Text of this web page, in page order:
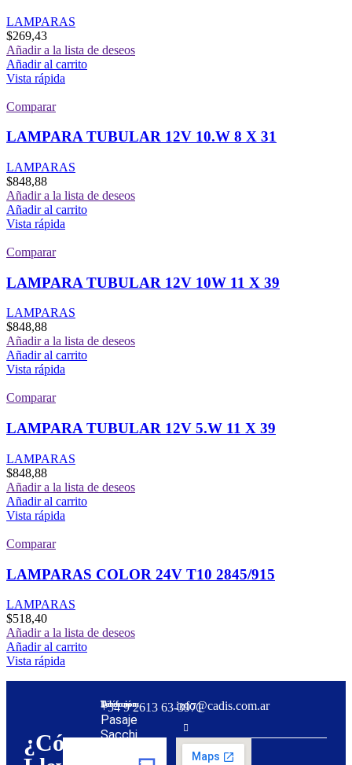
LAMPARAS
$269,43
Añadir a la lista de deseos
Añadir al carrito
Vista rápida
Comparar
LAMPARA TUBULAR 12V 10.W 8 X 31
LAMPARAS
$848,88
Añadir a la lista de deseos
Añadir al carrito
Vista rápida
Comparar
LAMPARA TUBULAR 12V 10W 11 X 39
LAMPARAS
$848,88
Añadir a la lista de deseos
Añadir al carrito
Vista rápida
Comparar
LAMPARA TUBULAR 12V 5.W 11 X 39
LAMPARAS
$848,88
Añadir a la lista de deseos
Añadir al carrito
Vista rápida
Comparar
LAMPARAS COLOR 24V T10 2845/915
LAMPARAS
$518,40
Añadir a la lista de deseos
Añadir al carrito
Vista rápida
¿Cómo
Dirección:
Pasaje
Sacchi
Teléfono:
‪+54 9 2613 63‑3971‬info@cadis.com.ar